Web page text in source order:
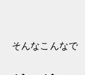
そんなこんなで